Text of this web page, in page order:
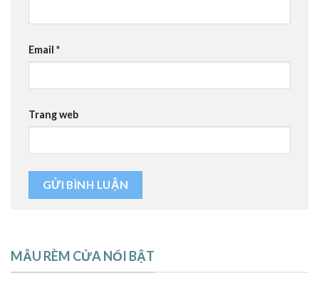
Email *
Trang web
MẪU RÈM CỬA NỔI BẬT